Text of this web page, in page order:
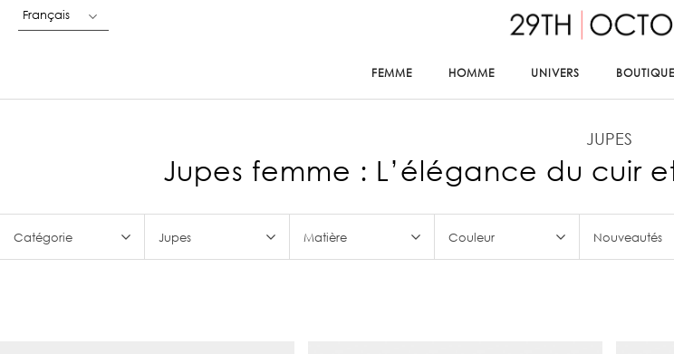
Français
FEMME HOMME UNIVERS
JUPES
Jupes femme : L’élégance du cuir
Catégorie Jupes Matière Couleur Nouveautés